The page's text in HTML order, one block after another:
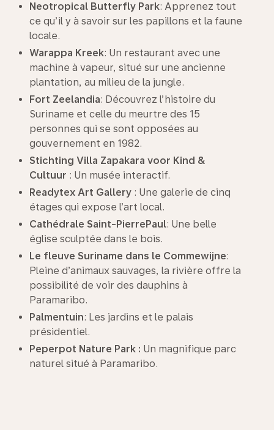
Neotropical Butterfly Park: Apprenez tout
ce qu’il y à savoir sur les papillons et la faune
locale.
Warappa Kreek: Un restaurant avec une
machine à vapeur, situé sur une ancienne
plantation, au milieu de la jungle.
Fort Zeelandia: Découvrez l’histoire du
Suriname et celle du meurtre des 15
personnes qui se sont opposées au
gouvernement en 1982.
Stichting Villa Zapakara voor Kind &
Cultuur : Un musée interactif.
Readytex Art Gallery : Une galerie de cinq
étages qui expose l’art local.
Cathédrale Saint-PierrePaul: Une belle
église sculptée dans le bois.
Le fleuve Suriname dans le Commewijne:
Pleine d’animaux sauvages, la rivière offre la
possibilité de voir des dauphins à
Paramaribo.
Palmentuin: Les jardins et le palais
présidentiel.
Peperpot Nature Park : Un magnifique parc
naturel situé à Paramaribo.